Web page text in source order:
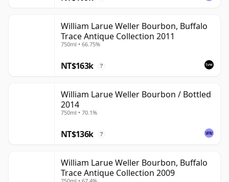
William Larue Weller Bourbon, Buffalo
Trace Antique Collection 2011
750ml • 66.75%
NT$163k ?
William Larue Weller Bourbon / Bottled
2014
750ml • 70.1%
NT$136k ?
William Larue Weller Bourbon, Buffalo
Trace Antique Collection 2009